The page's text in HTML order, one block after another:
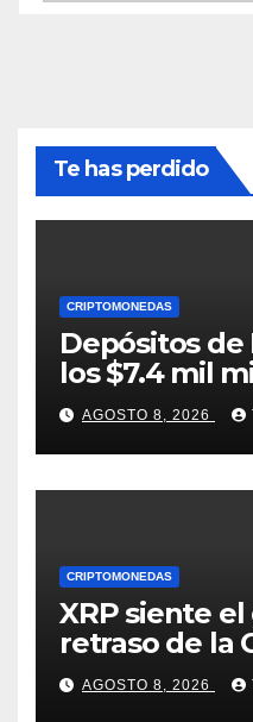
Te has perdido
CRIPTOMONEDAS
Depósitos de
los $7.4 mil
medio de la
AGOSTO 8, 2026
CRIPTOMONEDAS
XRP siente
retraso de la
¿Podrá
encima de $1?
AGOSTO 8, 2026